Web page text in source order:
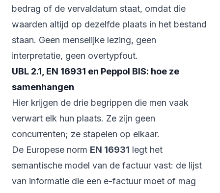
bedrag of de vervaldatum staat, omdat die
waarden altijd op dezelfde plaats in het bestand
staan. Geen menselijke lezing, geen
interpretatie, geen overtypfout.
UBL 2.1, EN 16931 en Peppol BIS: hoe ze
samenhangen
Hier krijgen de drie begrippen die men vaak
verwart elk hun plaats. Ze zijn geen
concurrenten; ze stapelen op elkaar.
De Europese norm EN 16931 legt het
semantische model van de factuur vast: de lijst
van informatie die een e-factuur moet of mag